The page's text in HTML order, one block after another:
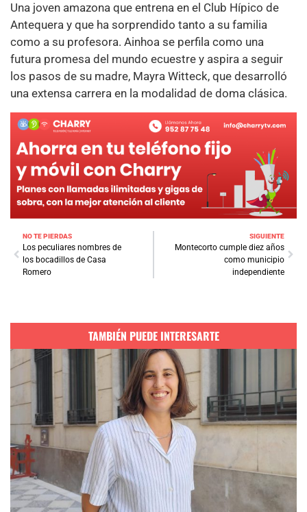
Una joven amazona que entrena en el Club Hípico de
Antequera y que ha sorprendido tanto a su familia
como a su profesora. Ainhoa se perfila como una
futura promesa del mundo ecuestre y aspira a seguir
los pasos de su madre, Mayra Witteck, que desarrolló
una extensa carrera en la modalidad de doma clásica.
NO TE PIERDAS
Los peculiares nombres de
los bocadillos de Casa
Romero
SIGUIENTE
Montecorto cumple diez años
como municipio
independiente
TAMBIÉN PUEDE INTERESARTE